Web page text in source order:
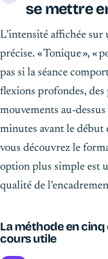
se mettre
L’intensité affichée sur
précise. « Tonique », «
pas si la séance
flexions profondes, des
mouvements au-
minutes avant le début
vous découvrez le
option plus simple est
qualité de
La méthode en
cours utile